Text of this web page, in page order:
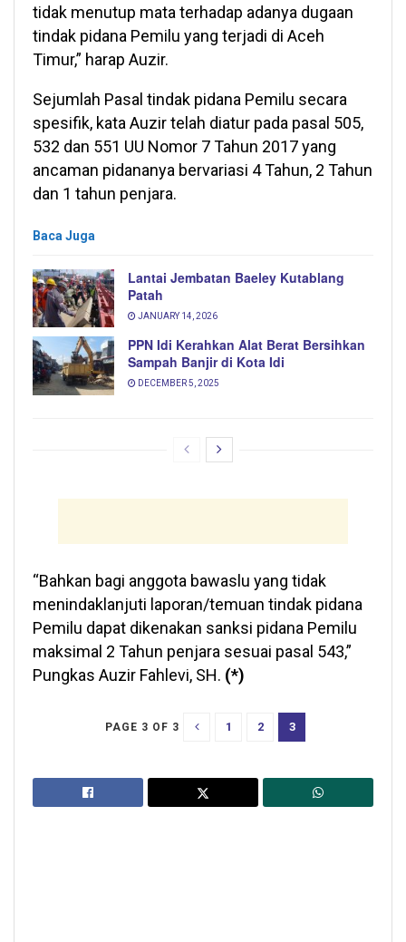
tidak menutup mata terhadap adanya dugaan
tindak pidana Pemilu yang terjadi di Aceh
Timur,” harap Auzir.
Sejumlah Pasal tindak pidana Pemilu secara
spesifik, kata Auzir telah diatur pada pasal 505,
532 dan 551 UU Nomor 7 Tahun 2017 yang
ancaman pidananya bervariasi 4 Tahun, 2 Tahun
dan 1 tahun penjara.
Baca Juga
Lantai Jembatan Baeley Kutablang
Patah
JANUARY 14, 2026
PPN Idi Kerahkan Alat Berat Bersihkan
Sampah Banjir di Kota Idi
DECEMBER 5, 2025
“Bahkan bagi anggota bawaslu yang tidak
menindaklanjuti laporan/temuan tindak pidana
Pemilu dapat dikenakan sanksi pidana Pemilu
maksimal 2 Tahun penjara sesuai pasal 543,”
Pungkas Auzir Fahlevi, SH. (*)
PAGE 3 OF 3 1 2 3